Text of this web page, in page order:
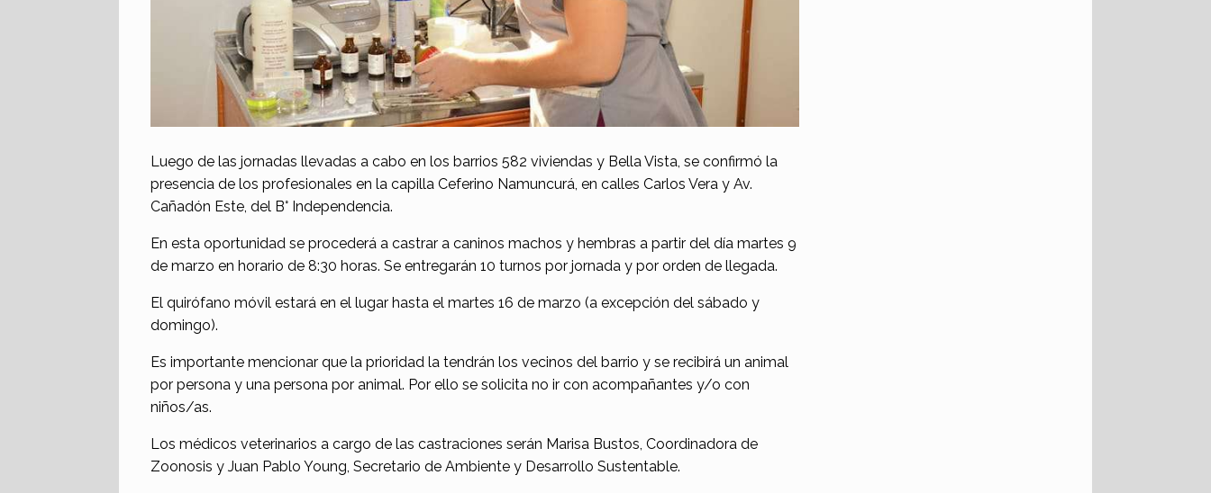
Luego de las jornadas llevadas a cabo en los barrios 582 viviendas y Bella Vista, se confirmó la
presencia de los profesionales en la capilla Ceferino Namuncurá, en calles Carlos Vera y Av.
Cañadón Este, del B° Independencia.
En esta oportunidad se procederá a castrar a caninos machos y hembras a partir del día martes 9
de marzo en horario de 8:30 horas. Se entregarán 10 turnos por jornada y por orden de llegada.
El quirófano móvil estará en el lugar hasta el martes 16 de marzo (a excepción del sábado y
domingo).
Es importante mencionar que la prioridad la tendrán los vecinos del barrio y se recibirá un animal
por persona y una persona por animal. Por ello se solicita no ir con acompañantes y/o con
niños/as.
Los médicos veterinarios a cargo de las castraciones serán Marisa Bustos, Coordinadora de
Zoonosis y Juan Pablo Young, Secretario de Ambiente y Desarrollo Sustentable.